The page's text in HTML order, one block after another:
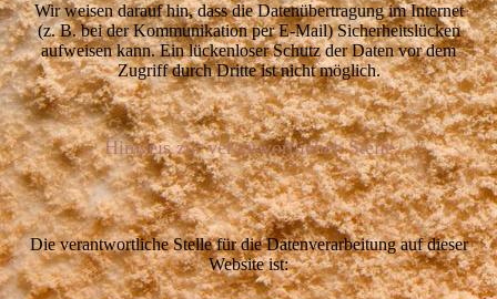
Wir weisen darauf hin, dass die Datenübertragung im Internet
(z. B. bei der Kommunikation per E-Mail) Sicherheitslücken
aufweisen kann. Ein lückenloser Schutz der Daten vor dem
Zugriff durch Dritte ist nicht möglich.
Hinweis zur verantwortlichen Stelle
Die verantwortliche Stelle für die Datenverarbeitung auf dieser
Website ist: